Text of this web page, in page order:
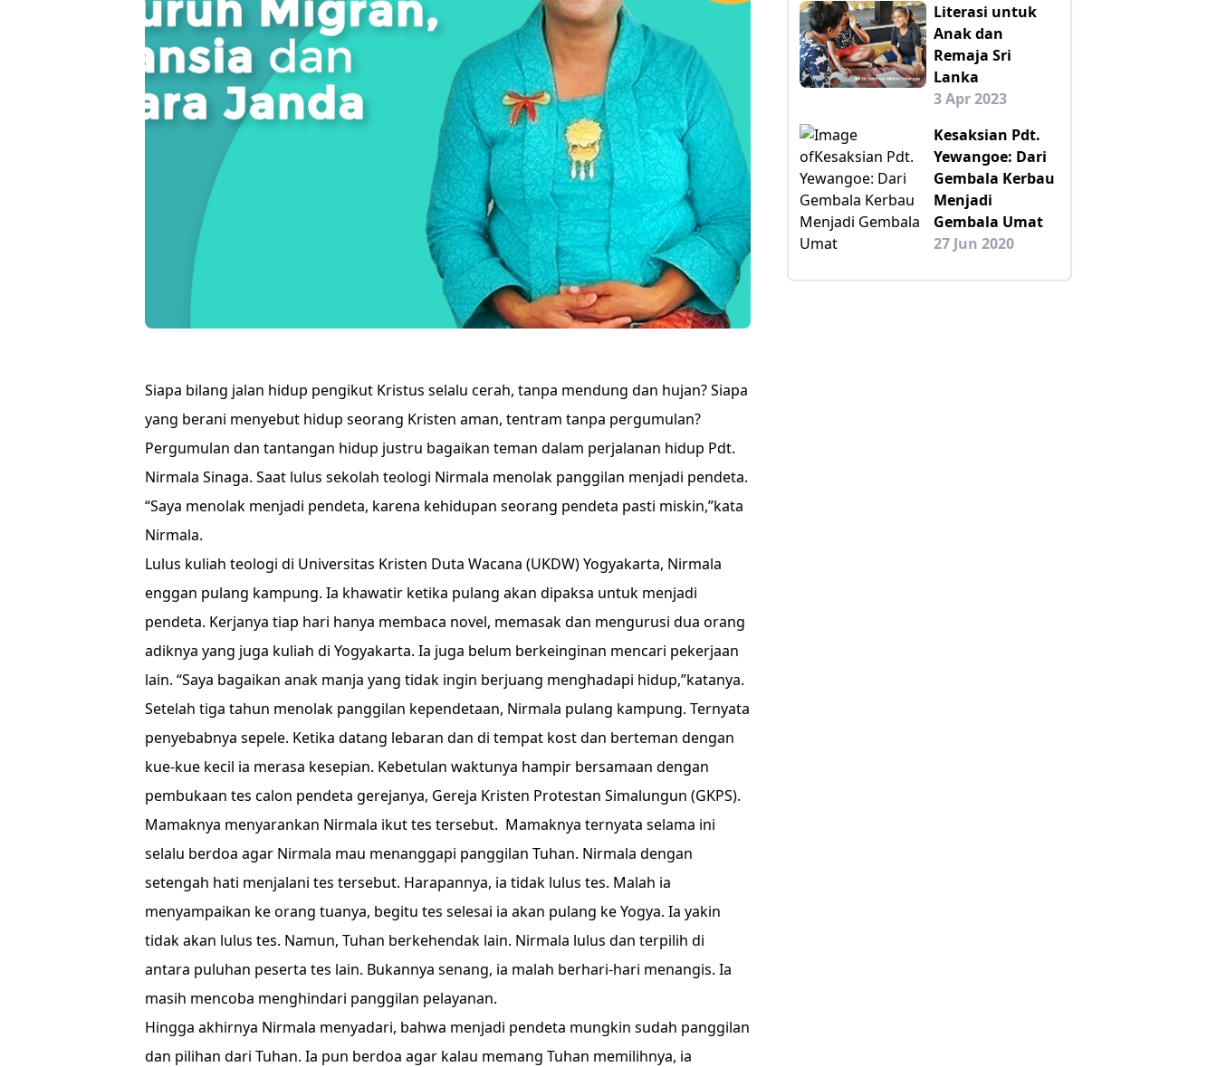
Siapa bilang jalan hidup pengikut Kristus selalu cerah, tanpa mendung dan hujan? Siapa
yang berani menyebut hidup seorang Kristen aman, tentram tanpa pergumulan?
Pergumulan dan tantangan hidup justru bagaikan teman dalam perjalanan hidup Pdt.
Nirmala Sinaga. Saat lulus sekolah teologi Nirmala menolak panggilan menjadi pendeta.
“Saya menolak menjadi pendeta, karena kehidupan seorang pendeta pasti miskin,”kata
Nirmala.
Lulus kuliah teologi di Universitas Kristen Duta Wacana (UKDW) Yogyakarta, Nirmala
enggan pulang kampung. Ia khawatir ketika pulang akan dipaksa untuk menjadi
pendeta. Kerjanya tiap hari hanya membaca novel, memasak dan mengurusi dua orang
adiknya yang juga kuliah di Yogyakarta. Ia juga belum berkeinginan mencari pekerjaan
lain. “Saya bagaikan anak manja yang tidak ingin berjuang menghadapi hidup,”katanya.
Setelah tiga tahun menolak panggilan kependetaan, Nirmala pulang kampung. Ternyata
penyebabnya sepele. Ketika datang lebaran dan di tempat kost dan berteman dengan
kue-kue kecil ia merasa kesepian. Kebetulan waktunya hampir bersamaan dengan
pembukaan tes calon pendeta gerejanya, Gereja Kristen Protestan Simalungun (GKPS).
Mamaknya menyarankan Nirmala ikut tes tersebut. Mamaknya ternyata selama ini
selalu berdoa agar Nirmala mau menanggapi panggilan Tuhan. Nirmala dengan
setengah hati menjalani tes tersebut. Harapannya, ia tidak lulus tes. Malah ia
menyampaikan ke orang tuanya, begitu tes selesai ia akan pulang ke Yogya. Ia yakin
tidak akan lulus tes. Namun, Tuhan berkehendak lain. Nirmala lulus dan terpilih di
antara puluhan peserta tes lain. Bukannya senang, ia malah berhari-hari menangis. Ia
masih mencoba menghindari panggilan pelayanan.
Hingga akhirnya Nirmala menyadari, bahwa menjadi pendeta mungkin sudah panggilan
dan pilihan dari Tuhan. Ia pun berdoa agar kalau memang Tuhan memilihnya, ia
Literasi untuk
Anak dan
Remaja Sri
Lanka
3 Apr 2023
Kesaksian Pdt.
Yewangoe: Dari
Gembala Kerbau
Menjadi
Gembala Umat
27 Jun 2020